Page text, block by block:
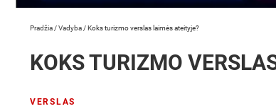
Pradžia /Vadyba /Koks turizmo verslas laimės ateityje?
KOKS TURIZMO
VERSLAS